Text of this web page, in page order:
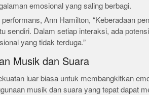
emosional yang saling berbagi.
Ann Hamilton, “Keberadaan
sendiri. Dalam setiap interaksi, ada
yang tidak terduga.”
Musik dan Suara
luar biasa untuk membangkitkan
musik dan suara yang tepat dapat